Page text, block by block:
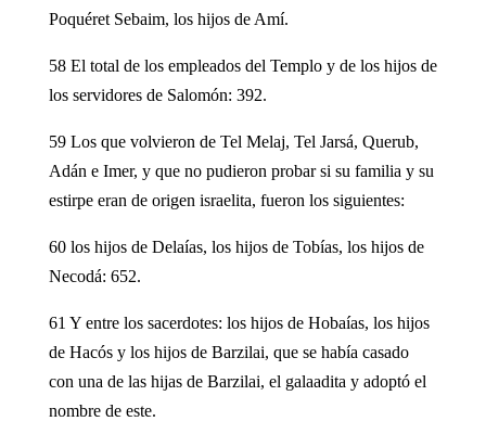
Poquéret Sebaim, los hijos de Amí.
58 El total de los empleados del Templo y de los hijos de
los servidores de Salomón: 392.
59 Los que volvieron de Tel Melaj, Tel Jarsá, Querub,
Adán e Imer, y que no pudieron probar si su familia y su
estirpe eran de origen israelita, fueron los siguientes:
60 los hijos de Delaías, los hijos de Tobías, los hijos de
Necodá: 652.
61 Y entre los sacerdotes: los hijos de Hobaías, los hijos
de Hacós y los hijos de Barzilai, que se había casado
con una de las hijas de Barzilai, el galaadita y adoptó el
nombre de este.